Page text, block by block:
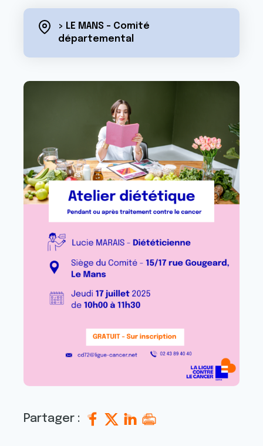
> LE MANS - Comité
départemental
Partager :